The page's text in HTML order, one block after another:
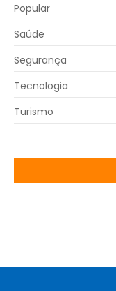
Popular
Saúde
Segurança
Tecnologia
Turismo